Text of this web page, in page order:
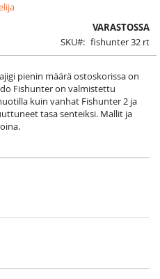
VARASTOSSA
SKU
fishunter 32 rt
pienin määrä ostoskorissa on
Fishunter on valmistettu
kuin vanhat Fishunter 2 ja
tasa senteiksi. Mallit ja